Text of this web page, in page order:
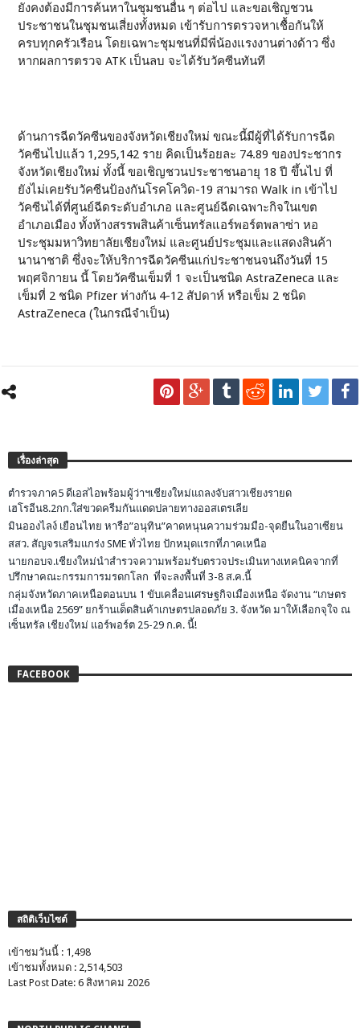
ยังคงต้องมีการค้นหาในชุมชนอื่น ๆ ต่อไป และขอเชิญชวน
ประชาชนในชุมชนเสี่ยงทั้งหมด เข้ารับการตรวจหาเชื้อกันให้
ครบทุกครัวเรือน โดยเฉพาะชุมชนที่มีพี่น้องแรงงานต่างด้าว ซึ่ง
หากผลการตรวจ ATK เป็นลบ จะได้รับวัคซีนทันที
ด้านการฉีดวัคซีนของจังหวัดเชียงใหม่ ขณะนี้มีผู้ที่ได้รับการฉีด
วัคซีนไปแล้ว 1,295,142 ราย คิดเป็นร้อยละ 74.89 ของประชากร
จังหวัดเชียงใหม่ ทั้งนี้ ขอเชิญชวนประชาชนอายุ 18 ปี ขึ้นไป ที่
ยังไม่เคยรับวัคซีนป้องกันโรคโควิด-19 สามารถ Walk in เข้าไป
วัคซีนได้ที่ศูนย์ฉีดระดับอำเภอ และศูนย์ฉีดเฉพาะกิจในเขต
อำเภอเมือง ทั้งห้างสรรพสินค้าเซ็นทรัลแอร์พอร์ตพลาซ่า หอ
ประชุมมหาวิทยาลัยเชียงใหม่ และศูนย์ประชุมและแสดงสินค้า
นานาชาติ ซึ่งจะให้บริการฉีดวัคซีนแก่ประชาชนจนถึงวันที่ 15
พฤศจิกายน นี้ โดยวัคซีนเข็มที่ 1 จะเป็นชนิด AstraZeneca และ
เข็มที่ 2 ชนิด Pfizer ห่างกัน 4-12 สัปดาห์ หรือเข็ม 2 ชนิด
AstraZeneca (ในกรณีจำเป็น)
เรื่องล่าสุด
ตำรวจภาค5 ดีเอสไอพร้อมผู้ว่าฯเชียงใหม่แถลงจับสาวเชียงรายด
เฮโรอีน8.2กก.ใส่ขวดครีมกันแดดปลายทางออสเตรเลีย
มินอองไลง์ เยือนไทย หารือ”อนุทิน”คาดหนุนความร่วมมือ-จุดยืนในอาเซียน
สสว. สัญจรเสริมแกร่ง SME ทั่วไทย ปักหมุดแรกที่ภาคเหนือ
นายกอบจ.เชียงใหม่นำสำรวจความพร้อมรับตรวจประเมินทางเทคนิคจากที่
ปรึกษาคณะกรรมการมรดกโลก ที่จะลงพื้นที่ 3-8 ส.ค.นี้
กลุ่มจังหวัดภาคเหนือตอนบน 1 ขับเคลื่อนเศรษฐกิจเมืองเหนือ จัดงาน “เกษตร
เมืองเหนือ 2569” ยกร้านเด็ดสินค้าเกษตรปลอดภัย 3. จังหวัด มาให้เลือกจุใจ ณ
เซ็นทรัล เชียงใหม่ แอร์พอร์ต 25-29 ก.ค. นี้!
FACEBOOK
สถิติเว็บไซต์
เข้าชมวันนี้ : 1,498
เข้าชมทั้งหมด : 2,514,503
Last Post Date: 6 สิงหาคม 2026